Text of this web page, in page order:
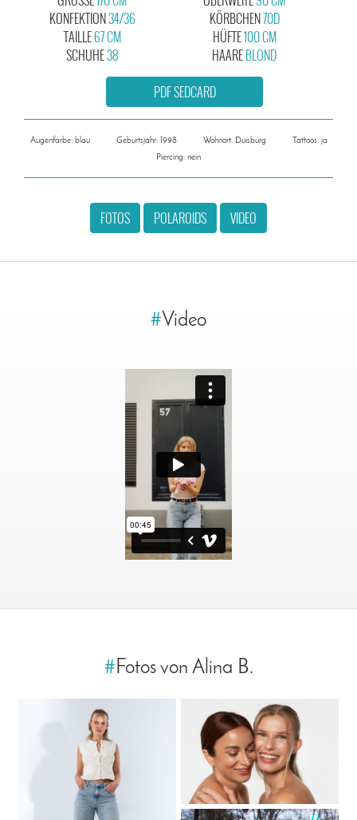
KONFEKTION34/36
KÖRBCHEN70D
TAILLE67 CM
SCHUHE38
HÜFTE100 CM
HAAREBLOND
PDF SEDCARD
Augenfarbe: blau Geburtsjahr: 1998 Wohnort: Duisburg
Tattoos: ja
Piercing: nein
FOTOS POLAROIDS VIDEO
#Video
# Fotos von Alina B.